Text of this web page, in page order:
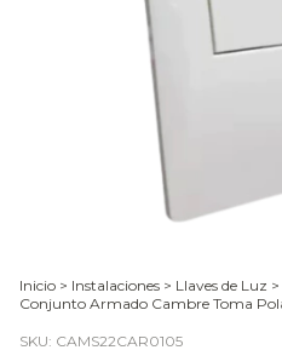
Inicio > Instalaciones > Llaves de Luz >
Conjunto Armado Cambre Toma
SKU: CAMS22CAR0105